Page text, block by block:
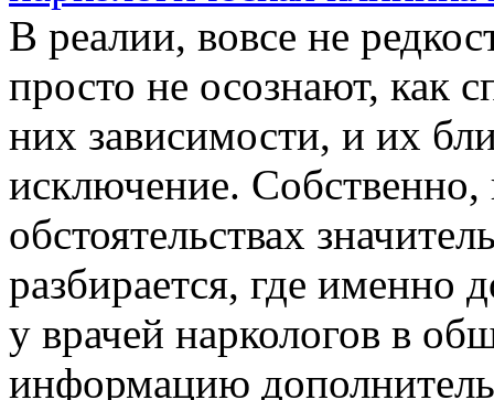
В реалии, вовсе не
просто не осознают, как
них зависимости, и их
исключение.
обстоятельствах
разбирается, где именно
у врачей наркологов в
информацию